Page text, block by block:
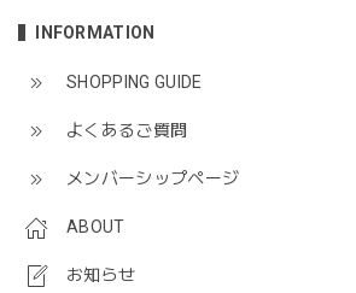
INFORMATION
SHOPPING GUIDE
よくあるご質問
メンバーシップページ
ABOUT
お知らせ